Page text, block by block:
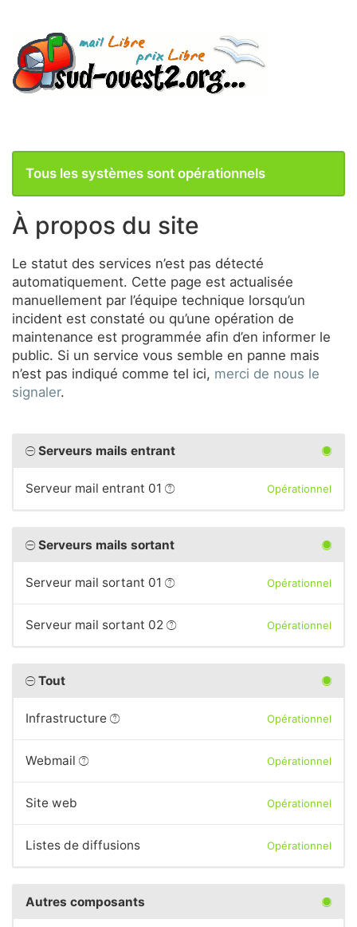
Tous les systèmes sont opérationnels
À propos du site
Le statut des services n’est pas détecté
automatiquement. Cette page est actualisée
manuellement par l’équipe technique lorsqu’un
incident est constaté ou qu’une opération de
maintenance est programmée afin d’en informer le
public. Si un service vous semble en panne mais
n’est pas indiqué comme tel ici, merci de nous le
signaler.
Serveurs mails entrant
Serveur mail entrant 01 Opérationnel
Serveurs mails sortant
Serveur mail sortant 01 Opérationnel
Serveur mail sortant 02 Opérationnel
Tout
Infrastructure Opérationnel
Webmail Opérationnel
Site web Opérationnel
Listes de diffusions Opérationnel
Autres composants